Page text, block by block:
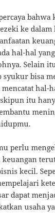
bahwa
ke
hal-hal
Selain
syukur bisa
hal-
itu
perlu
keuangan
kecil.
dapat
usaha